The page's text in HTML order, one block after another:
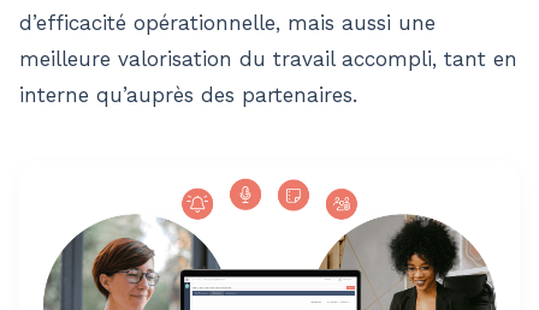
d’efficacité opérationnelle, mais aussi une
meilleure valorisation du travail accompli, tant en
interne qu’auprès des partenaires.